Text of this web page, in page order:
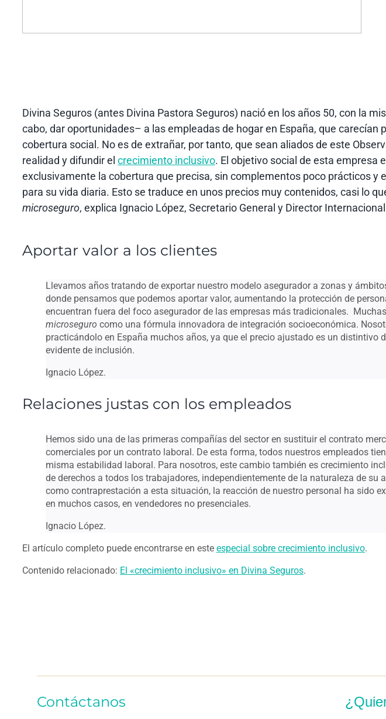
Divina Seguros (antes Divina Pastora Seguros) nació en los años 50, con la
cabo, dar oportunidades– a las empleadas de hogar en España, que carecían
cobertura social. No es de extrañar, por tanto, que sean aliados de este
realidad y difundir el crecimiento inclusivo. El objetivo social de esta empresa
exclusivamente la cobertura que precisa, sin complementos poco prácticos y
para su vida diaria. Esto se traduce en unos precios muy contenidos, casi lo
microseguro, explica Ignacio López, Secretario General y Director
Aportar valor a los clientes
Llevamos años tratando de exportar nuestro modelo asegurador a zonas y
donde pensamos que podemos aportar valor, aumentando la protección de
encuentran fuera del foco asegurador de las empresas más tradicionales.
microseguro como una fórmula innovadora de integración socioeconómica.
practicándolo en España muchos años, ya que el precio ajustado es un distintivo
evidente de inclusión.
Ignacio López.
Relaciones justas con los empleados
Hemos sido una de las primeras compañías del sector en sustituir el contrato
comerciales por un contrato laboral. De esta forma, todos nuestros empleados
misma estabilidad laboral. Para nosotros, este cambio también es crecimiento
de derechos a todos los trabajadores, independientemente de la naturaleza de su
como contraprestación a esta situación, la reacción de nuestro personal ha sido
en muchos casos, en vendedores no presenciales.
Ignacio López.
El artículo completo puede encontrarse en este especial sobre crecimiento inclusivo.
Contenido relacionado: El «crecimiento inclusivo» en Divina Seguros.
Contáctanos